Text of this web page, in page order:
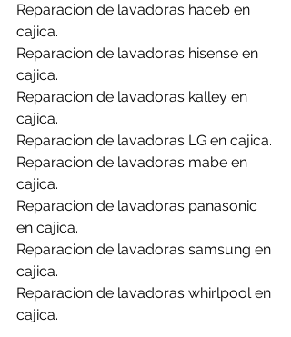
Reparacion de lavadoras haceb en
cajica.
Reparacion de lavadoras hisense en
cajica.
Reparacion de lavadoras kalley en
cajica.
Reparacion de lavadoras LG en cajica.
Reparacion de lavadoras mabe en
cajica.
Reparacion de lavadoras panasonic
en cajica.
Reparacion de lavadoras samsung en
cajica.
Reparacion de lavadoras whirlpool en
cajica.